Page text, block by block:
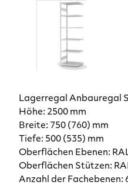
Lagerregal Anbauregal
Höhe: 2500 mm
Breite: 750 (760) mm
Tiefe: 500 (535) mm
Oberflächen Ebenen:
Oberflächen Stützen:
Anzahl der Fachebenen: